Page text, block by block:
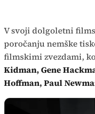
V svoji dolgoletni
poročanju nemške
filmskimi zvezdami,
Kidman, Gene
Hoffman, Paul